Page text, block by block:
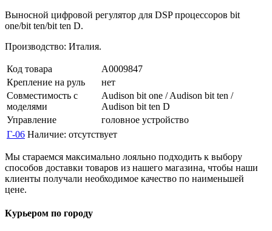
Выносной цифровой регулятор для DSP процессоров bit
one/bit ten/bit ten D.
Производство: Италия.
Код товара
А0009847
Крепление на руль
нет
Совместимость с
моделями
Audison bit one / Audison bit ten /
Audison bit ten D
Управление
головное устройство
Г-06 Наличие: отсутствует
Мы стараемся максимально лояльно подходить к выбору
способов доставки товаров из нашего магазина, чтобы наши
клиенты получали необходимое качество по наименьшей
цене.
Курьером по городу